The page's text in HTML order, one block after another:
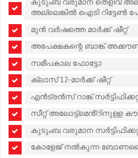
അല്ലെങ്കിൽ ഐടി റിട്ടേൺ
മുൻ വർഷത്തെ മാർക്ക് ഷീറ്റ്
അപേക്ഷകന്റെ ബാങ്ക്
സമീപകാല ഫോട്ടോ
ക്ലാസ് 12-മാർക്ക് ഷീറ്റ്
എൻട്രൻസ് റാങ്ക്
സീറ്റ് അലോട്ട്‌മെൻ്റിനുള്ള
കുടുംബ വരുമാന
കോളേജ് നൽകുന്ന ബോണഫൈഡ്